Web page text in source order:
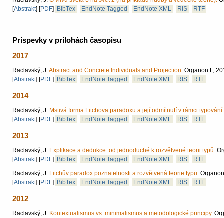
[Abstrakt] [PDF] BibTex EndNote Tagged EndNote XML RIS RTF
Príspevky v prílohách časopisu
2017
Raclavský, J. Abstract and Concrete Individuals and Projection. Organon F,
[Abstrakt] [PDF] BibTex EndNote Tagged EndNote XML RIS RTF
2014
Raclavský, J. Mstivá forma Fitchova paradoxu a její odmítnutí v rámci
[Abstrakt] [PDF] BibTex EndNote Tagged EndNote XML RIS RTF
2013
Raclavský, J. Explikace a dedukce: od jednoduché k rozvětvené teorii typů.
[Abstrakt] [PDF] BibTex EndNote Tagged EndNote XML RIS
RTF
Raclavský, J. Fitchův paradox poznatelnosti a rozvětvená teorie typů.
[Abstrakt] [PDF] BibTex EndNote Tagged EndNote XML RIS RTF
2012
Raclavský, J. Kontextualismus vs. minimalismus a metodologické principy.